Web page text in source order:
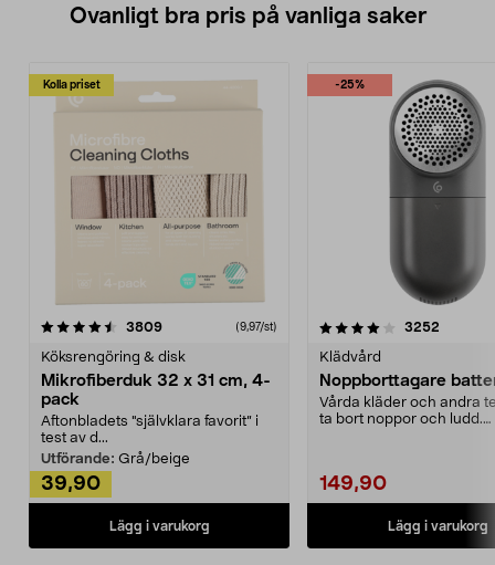
Ovanligt bra pris på vanliga saker
Kolla priset
3809recensioner (9,97/st)
Köksrengöring & disk
Mikrofiberduk 32 x 31 cm, 4-
pack
Aftonbladets "självklara favorit” i
test av d...
Utförande: Grå/beige
39,90
Lägg i varukorg
-25%
4.0av 5 stjärnor 3252
Klädvård
Noppborttagare
Vårda kläder och andra
ta bort noppor och ludd.
149,90
Lägg i varukorg
4.5av 5 stjärnor